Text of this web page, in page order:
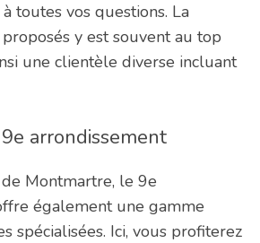
toutes vos questions. La
y est souvent au top
une clientèle diverse incluant
arrondissement
Montmartre, le 9e
également une gamme
spécialisées. Ici, vous profiterez